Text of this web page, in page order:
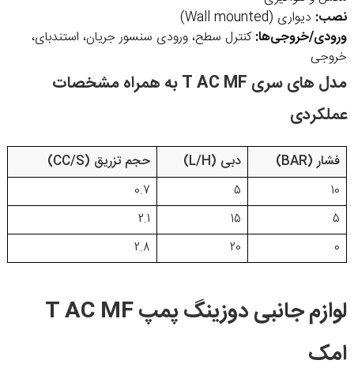
نصب: دیواری (Wall mounted)
ورودی/خروجی‌ها:کنترل سطح، ورودی سنسور جریان، استندبای،
خروجی
مدل های سری T AC MF به همراه مشخصات
عملکردی
فشار (BAR) دبی (L/H) حجم تزریق (CC/S)
10
5
0.7
5
15
2.1
0
20
2.8
لوازم جانبی دوزینگ پمپ T AC MF
امک